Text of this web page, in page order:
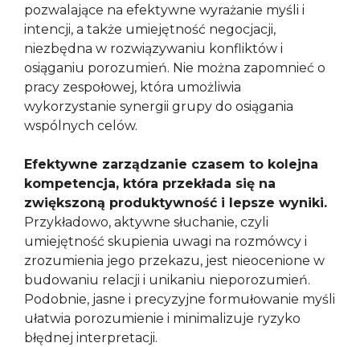
pozwalające na efektywne wyrażanie myśli i
intencji, a także umiejętność negocjacji,
niezbędna w rozwiązywaniu konfliktów i
osiąganiu porozumień. Nie można zapomnieć o
pracy zespołowej, która umożliwia
wykorzystanie synergii grupy do osiągania
wspólnych celów.
Efektywne zarządzanie czasem to kolejna
kompetencja, która przekłada się na
zwiększoną produktywność i lepsze wyniki.
Przykładowo, aktywne słuchanie, czyli
umiejętność skupienia uwagi na rozmówcy i
zrozumienia jego przekazu, jest nieocenione w
budowaniu relacji i unikaniu nieporozumień.
Podobnie, jasne i precyzyjne formułowanie myśli
ułatwia porozumienie i minimalizuje ryzyko
błędnej interpretacji.